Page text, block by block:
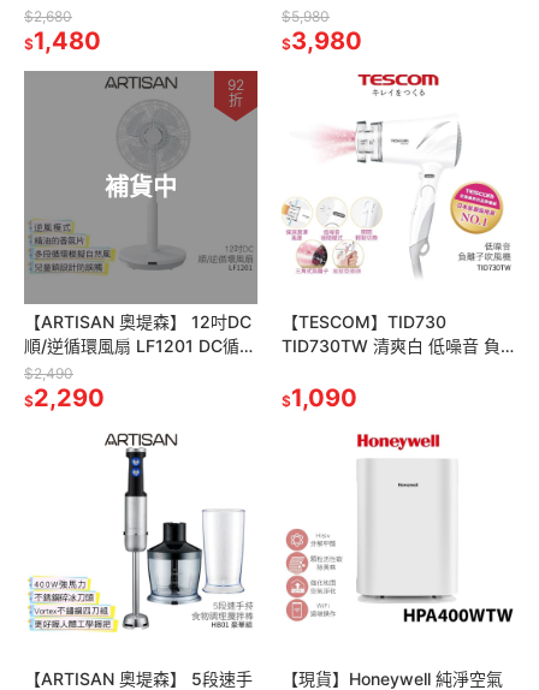
燉煮/花茶/果汁
$2,680
$1,480
暖 / 免鑽孔 / 電暖器 / 烘衣
$5,980
$3,980
補貨中
92
折
【ARTISAN 奧堤森】 12吋DC
順/逆循環風扇 LF1201 DC循環
正逆風扇 循環扇
$2,490
$2,290
【TESCOM】TID730
TID730TW 清爽白 低噪音 負
原廠保固
$1,090
【ARTISAN 奧堤森】 5段速手
【現貨】Honeywell 純淨空氣